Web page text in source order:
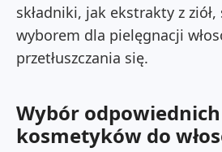
składniki, jak ekstrakty z ziół,
wyborem dla pielęgnacji
przetłuszczania się.
Wybór odpowiednich
kosmetyków do